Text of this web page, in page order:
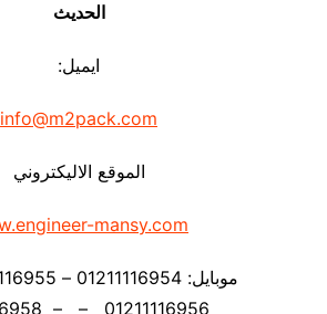
الحديث
ايميل:
info@m2pack.com
الموقع الاليكتروني
mansy.com